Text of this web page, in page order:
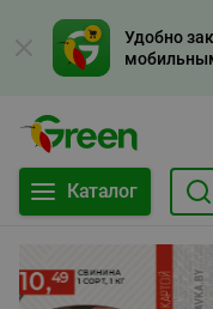
Удобно
Каталог